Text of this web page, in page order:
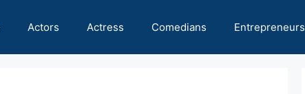
Actors Actress Comedians Entrepreneurs